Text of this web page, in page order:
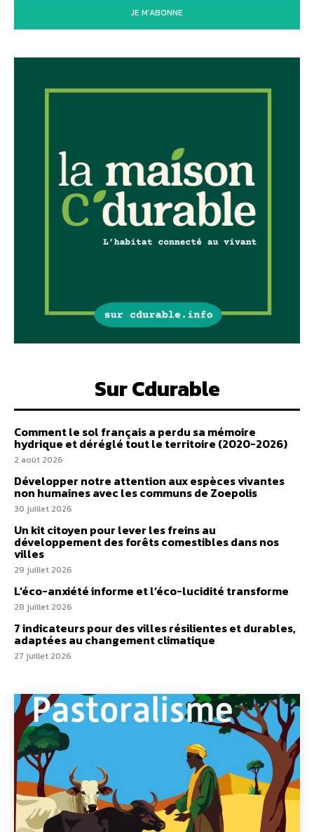
JE M'ABONNE
Sur Cdurable
Comment le sol français a perdu sa mémoire
hydrique et déréglé tout le territoire (2020-2026)
2 août 2026
Développer notre attention aux espèces vivantes
non humaines avec les communs de Zoepolis
30 juillet 2026
Un kit citoyen pour lever les freins au
développement des forêts comestibles dans nos
villes
29 juillet 2026
L’éco-anxiété informe et l’éco-lucidité transforme
28 juillet 2026
7 indicateurs pour des villes résilientes et durables,
adaptées au changement climatique
27 juillet 2026